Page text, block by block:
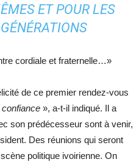
ET POUR LES
cordiale et fraternelle…»
de ce premier rendez-vous
confiance », a-t-il indiqué. Il a
son prédécesseur sont à venir,
Des réunions qui seront
politique ivoirienne. On